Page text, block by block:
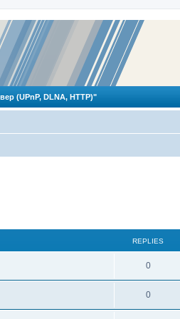
(UPnP, DLNA, HTTP)"
REPLIES
0R
e
0R
e